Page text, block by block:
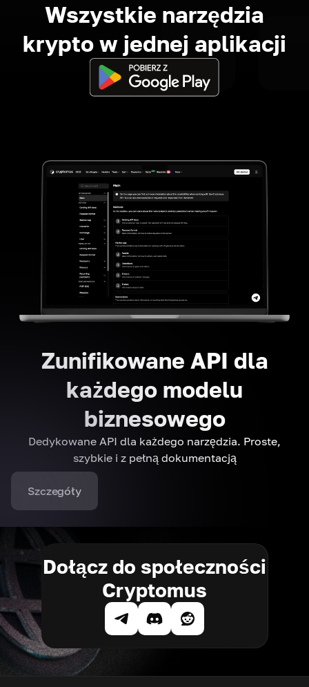
Wszystkie narzędzia
krypto w jednej aplikacji
Zunifikowane API dla
każdego modelu
biznesowego
Dedykowane API dla każdego narzędzia. Proste,
szybkie i z pełną dokumentacją
Szczegóły
Dołącz do społeczności
Cryptomus